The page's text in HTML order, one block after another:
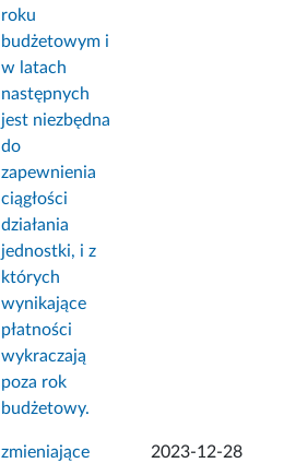
roku
budżetowym i
w latach
następnych
jest niezbędna
do
zapewnienia
ciągłości
działania
jednostki, i z
których
wynikające
płatności
wykraczają
poza rok
budżetowy.
zmieniające
2023-12-28